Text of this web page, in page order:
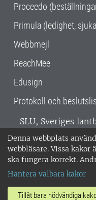
Denna webbplats
webbläsare. Vissa
ska fungera korrekt.
Hantera valbara kakor
Tillåt bara nödvändiga
Proceedo
Primula (ledighet,
Webbmejl
ReachMee
Edusign
Protokoll och
SLU, Sveriges
verksamhet över
Alnarp, Uppsala
miljöcertifierat
018-67 10 00 •
Om SLU:s